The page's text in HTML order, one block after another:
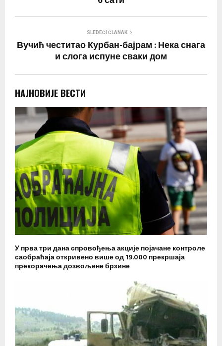
SLEDEĆI ČLANAK
Вучић честитао Курбан-бајрам : Нека снага
и слога испуне сваки дом
НАЈНОВИЈЕ ВЕСТИ
У прва три дана спровођења акције појачане контроле
саобраћаја откривено више од 19.000 прекршаја
прекорачења дозвољене брзине